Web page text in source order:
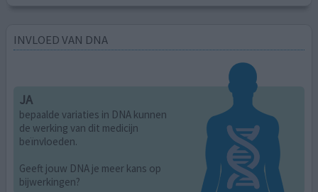
INVLOED VAN DNA
JA
bepaalde variaties in DNA kunnen
de werking van dit medicijn
beïnvloeden.
Geeft jouw DNA je meer kans op
bijwerkingen?